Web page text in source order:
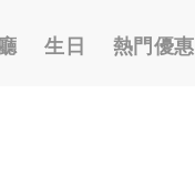
生日 熱門優惠